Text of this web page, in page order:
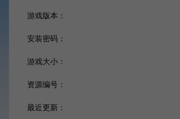
游戏版本：
安装密码：
游戏大小：
资源编号：
最近更新：